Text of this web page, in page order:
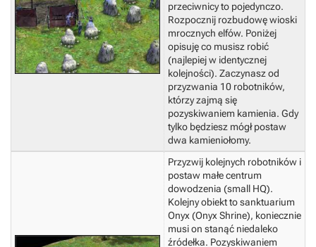
przeciwnicy to pojedynczo.
Rozpocznij rozbudowę wioski
mrocznych elfów. Poniżej
opisuję co musisz robić
(najlepiej w identycznej
kolejności). Zaczynasz od
przyzwania 10 robotników,
którzy zajmą się
pozyskiwaniem kamienia. Gdy
tylko będziesz mógł postaw
dwa kamieniołomy.
Przyzwij kolejnych robotników i
postaw małe centrum
dowodzenia (small HQ).
Kolejny obiekt to sanktuarium
Onyx (Onyx Shrine), koniecznie
musi on stanąć niedaleko
źródełka. Pozyskiwaniem